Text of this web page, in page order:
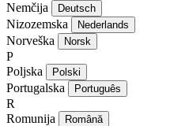
Nemčija
Deutsch
Nizozemska Nederlands
Norveška Norsk
P
Poljska
Polski
Portugalska Português
R
Romunija
Română